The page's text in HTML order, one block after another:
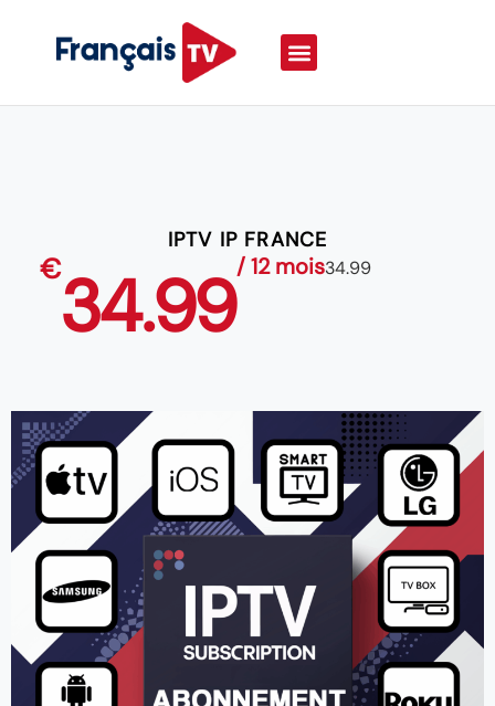
IPTV IP FRANCE
€34.99/ 12 mois34.99